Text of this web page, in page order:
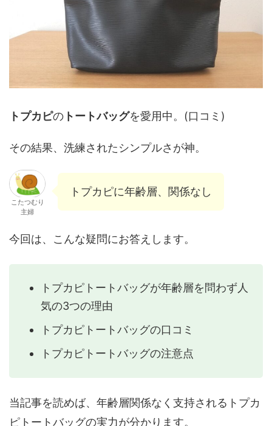
トプカピの トートバッグを愛用中。(口コミ)
その結果、洗練されたシンプルさが神。
こたつむり
主婦
トプカピに年齢層、関係なし
今回は、こんな疑問にお答えします。
トプカピトートバッグが年齢層を問わず人
気の3つの理由
トプカピトートバッグの口コミ
トプカピトートバッグの注意点
当記事を読めば、年齢層関係なく支持されるトプカ
ピトートバッグの実力が分かります。